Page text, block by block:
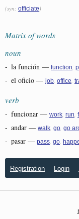
(syn: officiate )
Matrix of words
noun
- la función — function
- el oficio — job office
verb
- funcionar — work run
- andar — walk go go
- pasar — pass go
Registration Login